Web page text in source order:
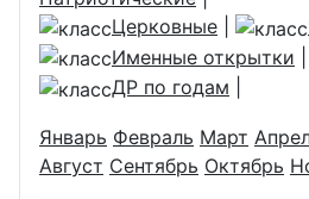
Церковные
Именные открытки
ДР по годам
Январь Февраль Март
Август Сентябрь Октябрь